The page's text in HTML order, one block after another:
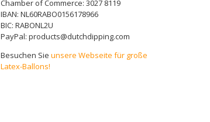
Chamber of Commerce: 3027 8119
IBAN: NL60RABO0156178966
BIC: RABONL2U
PayPal: products@dutchdipping.com
Besuchen Sieunsere Webseite für große
Latex-Ballons!